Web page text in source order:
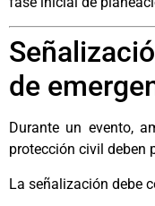
de
Durante un evento,
protección civil deben
La señalización debe